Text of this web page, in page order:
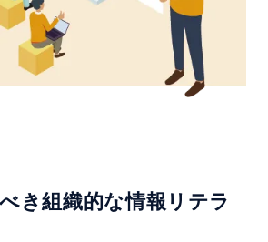
き組織的な情報リテラ